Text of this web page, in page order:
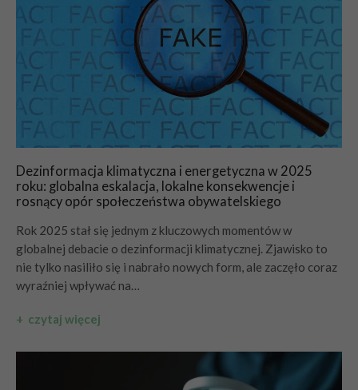
Dezinformacja klimatyczna i energetyczna w 2025
roku: globalna eskalacja, lokalne konsekwencje i
rosnący opór społeczeństwa obywatelskiego
Rok 2025 stał się jednym z kluczowych momentów w
globalnej debacie o dezinformacji klimatycznej. Zjawisko to
nie tylko nasiliło się i nabrało nowych form, ale zaczęło coraz
wyraźniej wpływać na…
+ czytaj więcej